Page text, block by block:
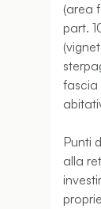
(area
part.
fascia
Punti
alla